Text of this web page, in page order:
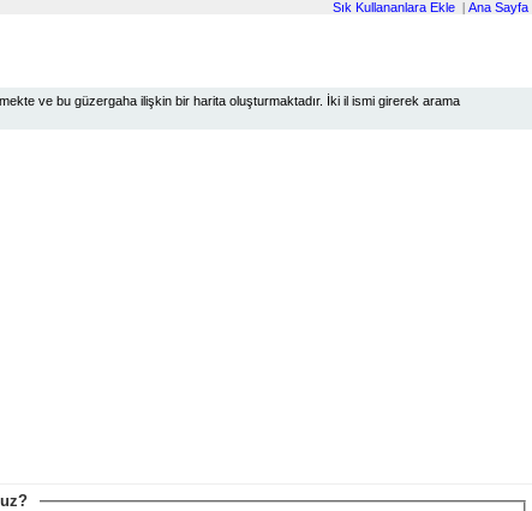
Sık Kullananlara Ekle | Ana Sayfa
ve bu güzergaha ilişkin bir harita oluşturmaktadır. İki il ismi girerek arama